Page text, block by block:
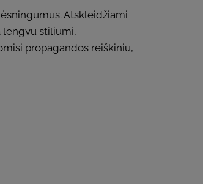
Atskleidžiami
lengvu stiliumi,
propagandos reiškiniu,